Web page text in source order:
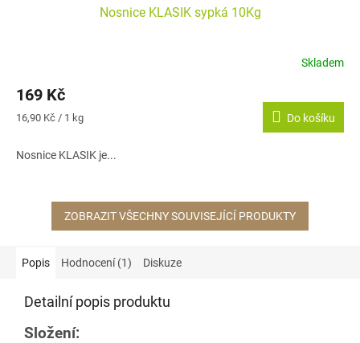
Nosnice KLASIK sypká 10Kg
Skladem
169 Kč
Měrná
16,90 Kč / 1 kg Do košíku
Nosnice KLASIK je...
ZOBRAZIT VŠECHNY SOUVISEJÍCÍ PRODUKTY
Popis Hodnocení (1) Diskuze
Detailní popis produktu
Složení: